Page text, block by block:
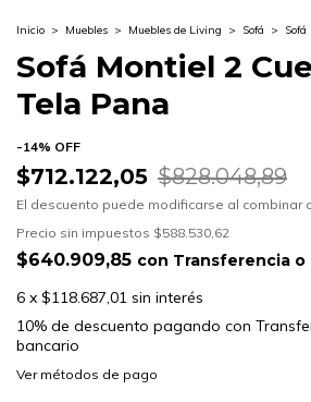
Inicio > Muebles > Muebles de Living > Sofá >
Sofá Montiel 2
Tela Pana
-14% OFF
$712.122,05 $828.048,89
El descuento puede modificarse al combinar
Precio sin impuestos $588.530,62
$640.909,85 con Transferencia
6 x $118.687,01 sin interés
10% de descuento pagando con
bancario
Ver más detalles